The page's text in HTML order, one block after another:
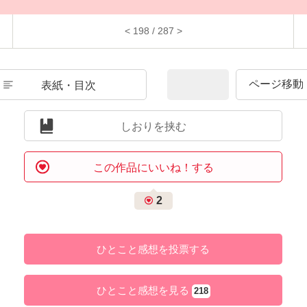
< 198 / 287 >
表紙・目次
しおりを挟む
この作品にいいね！する
2
ひとこと感想を投票する
ひとこと感想を見る 218